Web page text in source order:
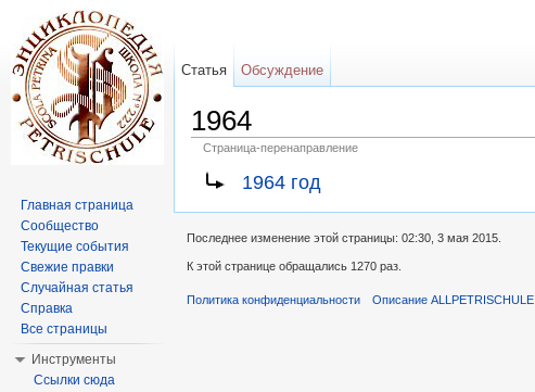
1964
Страница-перенаправление
1964 год
Статья Обсуждение
Главная страница
Сообщество
Текущие события
Свежие правки
Случайная статья
Справка
Все страницы
Инструменты
Ссылки сюда
Последнее изменение этой страницы: 02:30, 3 мая 2015.
К этой странице обращались 1270 раз.
Политика конфиденциальности Описание ALLPETRISCHULE